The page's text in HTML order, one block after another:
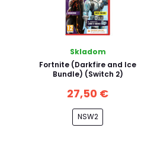
Skladom
Fortnite (Darkfire and Ice
Bundle) (Switch 2)
27,50 €
NSW2